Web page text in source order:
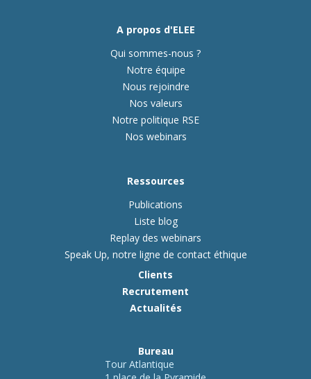
A propos d'ELEE
Qui sommes-nous ?
Notre équipe
Nous rejoindre
Nos valeurs
Notre politique RSE
Nos webinars
Ressources
Publications
Liste blog
Replay des webinars
Speak Up, notre ligne de contact éthique
Clients
Recrutement
Actualités
Bureau
Tour Atlantique